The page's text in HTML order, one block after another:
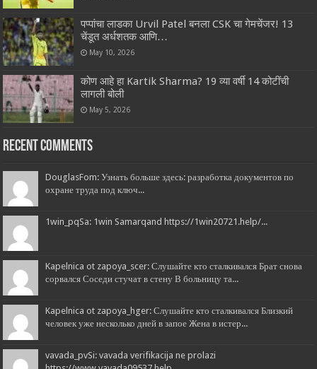
पप्पांचा लाडका Urvil Patel बनला CSK चा गेमचेंजर! 13
चेंडूत अर्धशतक आणि…
May 10, 2026
कोण आहे हा Kartik Sharma? 19 व्या वर्षी 14 कोटींची
लागली बोली
May 5, 2026
Recent Comments
DouglasFom: Узнать больше здесь: разработка документов по
охране труда под ключ...
1win_pqSa: 1win Samarqand https://1win20721.help/...
Kapelnica ot zapoya_scer: Слушайте кто сталкивался Брат снова
сорвался Соседи стучат в стену В больницу та...
Kapelnica ot zapoya_hger: Слушайте кто сталкивался Близкий
человек уже несколько дней в запое Жена в истер...
vavada_pvSi: vavada verifikacija ne prolazi